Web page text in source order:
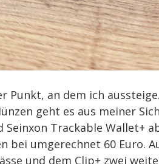
Punkt, an dem ich
geht es aus meiner
Seinxon Trackable Wallet+
bei umgerechnet 60 Euro.
und dem Clip+ zwei